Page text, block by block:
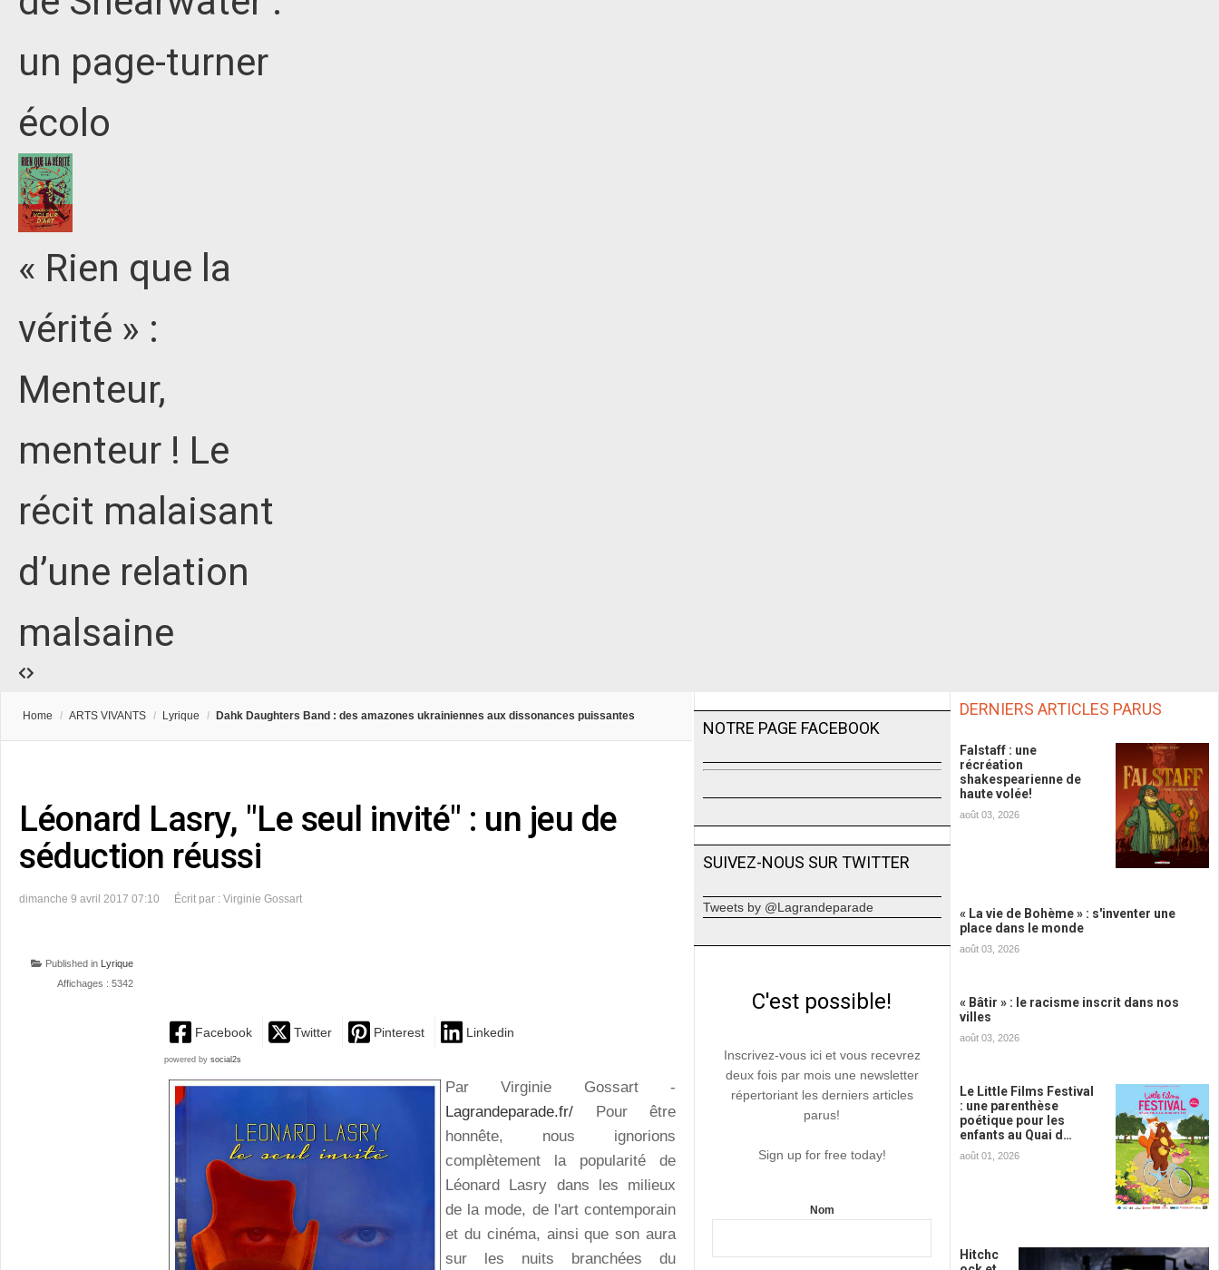
un page-turner
écolo
« Rien que la
vérité » :
Menteur,
menteur ! Le
récit malaisant
d’une relation
malsaine
Home / ARTS VIVANTS / Lyrique / Dahk Daughters Band : des amazones ukrainiennes aux dissonances puissantes
Léonard Lasry, "Le seul invité" : un jeu de
séduction réussi
dimanche 9 avril 2017 07:10 Écrit par : Virginie Gossart
Published in
Lyrique
Affichages : 5342
Facebook Twitter Pinterest Linkedin
powered by social2s
Par Virginie Gossart -
Lagrandeparade.fr/ Pour être
honnête, nous ignorions
complètement la popularité de
Léonard Lasry dans les milieux
de la mode, de l'art contemporain
et du cinéma, ainsi que son aura
sur les nuits branchées du
NOTRE PAGE FACEBOOK
SUIVEZ-NOUS SUR TWITTER
Tweets by @Lagrandeparade
C'est possible!
Inscrivez-vous ici et vous recevrez
deux fois par mois une newsletter
répertoriant les derniers articles
parus!
Sign up for free today!
Nom
DERNIERS ARTICLES PARUS
Falstaff : une
récréation
shakespearienne de
haute volée!
août 03, 2026
« La vie de Bohème » : s'inventer une
place dans le monde
août 03, 2026
« Bâtir » : le racisme inscrit dans nos
villes
août 03, 2026
Le Little Films Festival
: une parenthèse
poétique pour les
enfants au Quai d…
août 01, 2026
Hitchc